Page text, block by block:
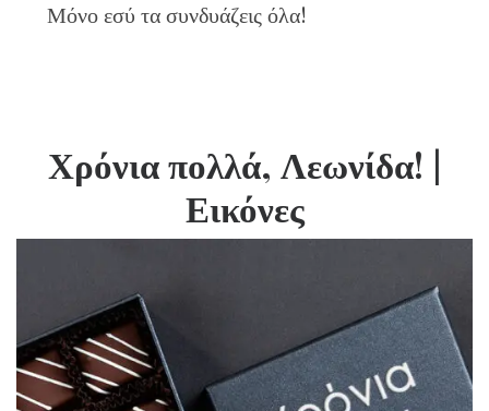
Μόνο εσύ τα συνδυάζεις όλα!
Χρόνια πολλά, Λεωνίδα! |
Εικόνες